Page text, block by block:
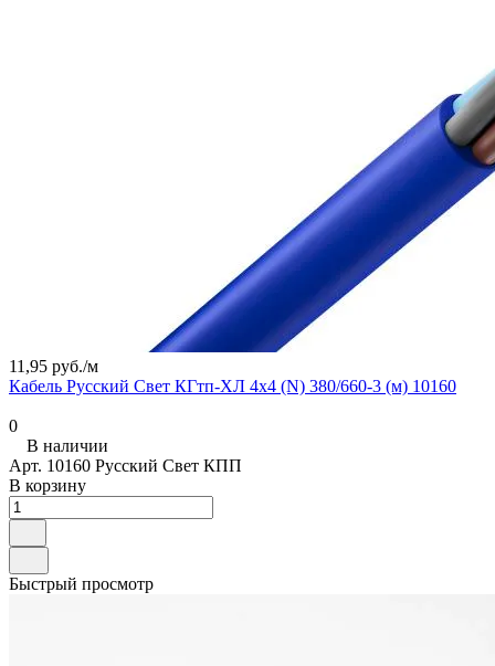
11,95 руб./м
Кабель Русский Свет КГтп-ХЛ 4х4 (N) 380/660-3 (м) 10160
0
В наличии
Арт. 10160 Русский Свет КПП
В корзину
Быстрый просмотр